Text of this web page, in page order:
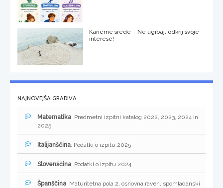
Karierne srede – Ne ugibaj, odkrij svoje
interese!
NAJNOVEJŠA GRADIVA
Matematika: Predmetni izpitni katalog 2022, 2023, 2024 in
2025
Italijanščina: Podatki o izpitu 2025
Slovenščina: Podatki o izpitu 2024
Španščina: Maturitetna pola 2, osnovna raven, spomladanski